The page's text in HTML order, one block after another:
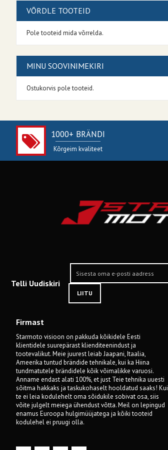
VÕRDLE TOOTEID
Pole tooteid mida võrrelda.
MINU SOOVINIMEKIRI
Ostukorvis pole tooteid.
1000+ BRÄNDI
Kõrgeim kvaliteet
Telli Uudiskiri
LIITU
Firmast
Starmoto visioon on pakkuda kõikidele Eesti
klientidele suurepärast klienditeenindust ja
tootevalikut. Meie juurest leiab Jaapani, Itaalia,
Ameerika tuntud brändide tehnikale, kui ka Hiina
tundmatutele brändidele kõik võimalikke varuosi.
Anname endast alati 100%, et just Teie tehnika uuesti
sõitma hakkaks ja taskukohaselt hooldatud saaks! Kui
te ei leia kodulehelt oma sõidukile sobivat osa, siis
võite julgelt meiega ühendust võtta. Meil on lepingud
enamus Euroopa hulgimüüjatega ja kõiki tooteid
kodulehel ei pruugi olla.